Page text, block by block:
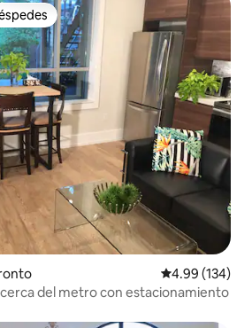
preferido
Calificación
4.99 (134)
del metro con estacionamiento